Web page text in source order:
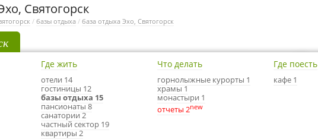
Святогорск
/ базы отдыха / база отдыха Эхо, Святогорск
Где жить
отели 14
гостиницы 12
базы отдыха 15
пансионаты 8
санатории 2
частный сектор 19
квартиры 2
Что делать
горнолыжные курорты 1
храмы 1
монастыри 1
отчеты 2new
Где поесть
кафе 1